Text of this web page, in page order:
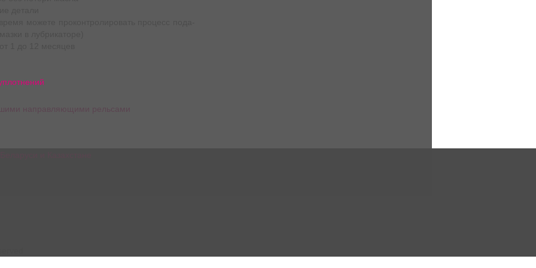
детали
може­те про­кон­тро­ли­ро­вать про­цесс пода­
в лубрикаторе)
1 до 12 месяцев
направ­ля­ю­щи­ми рельсами